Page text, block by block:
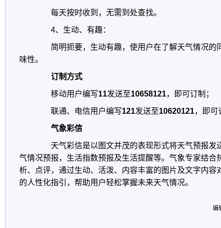
每天按时收到，无需到处查找。
4、生动、有趣：
简明扼要，生动有趣，使用户在了解天气情况的
味性。
订制方式
移动用户编写11发送至10658121，即可订制；
联通、电信用户编写121发送至10620121，即可
气象彩信
天气彩信是以图文并茂的表现形式将天气预报发
气情况预报，生活指数预报及生活提醒等。气象专家结合
析、点评，通过生动、活泼、内容丰富的图片及文字内容
的人性化指引，帮助用户轻松掌握未来天气情况。
编